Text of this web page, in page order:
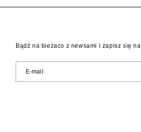
Bądź na bieżaco z newsami i zapisz się